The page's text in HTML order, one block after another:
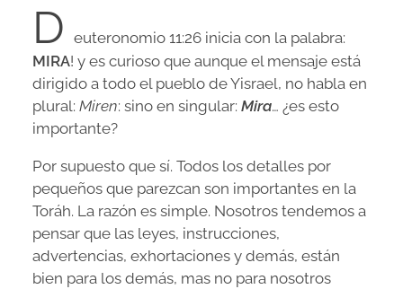
D euteronomio 11:26 inicia con la palabra:
MIRA! y es curioso que aunque el mensaje está
dirigido a todo el pueblo de Yisrael, no habla en
plural: Miren: sino en singular: Mira… ¿es esto
importante?
​Por supuesto que sí. Todos los detalles por
pequeños que parezcan son importantes en la
Toráh. La razón es simple. Nosotros tendemos a
pensar que las leyes, instrucciones,
advertencias, exhortaciones y demás, están
bien para los demás, mas no para nosotros